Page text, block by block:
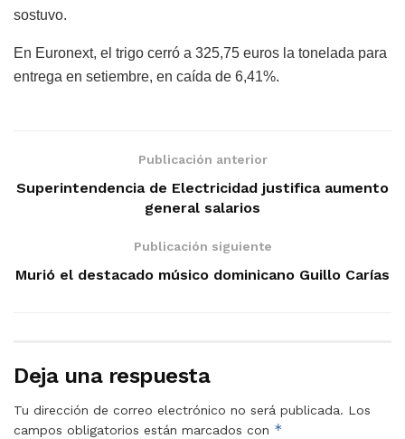
sostuvo.
En Euronext, el trigo cerró a 325,75 euros la tonelada para
entrega en setiembre, en caída de 6,41%.
Publicación anterior
Superintendencia de Electricidad justifica aumento
general salarios
Publicación siguiente
Murió el destacado músico dominicano Guillo Carías
Deja una respuesta
Tu dirección de correo electrónico no será publicada. Los
campos obligatorios están marcados con *